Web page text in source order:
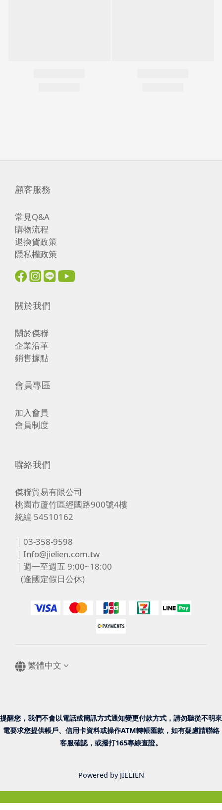
顧客服務
常見Q&A
購物流程
退換貨政策
隱私權政策
關於我們
關於傑聯
企業沿革
銷售據點
會員專區
加入會員
會員制度
聯絡我們
傑聯貿易有限公司
桃園市蘆竹區經國路900號4樓
統編 54510162
｜03-358-9598
｜Info@jielien.com.tw
｜週一至週五 9:00~18:00
(逢國定假日公休)
繁體中文
提醒您，我們不會以電話或簡訊方式通知變更付款方式，請勿聽從不明來
電要求您提供帳戶、信用卡資料或操作ATM轉帳匯款，如有疑慮請聯絡
客服確認，或撥打165專線查證。
Powered by JIELIEN